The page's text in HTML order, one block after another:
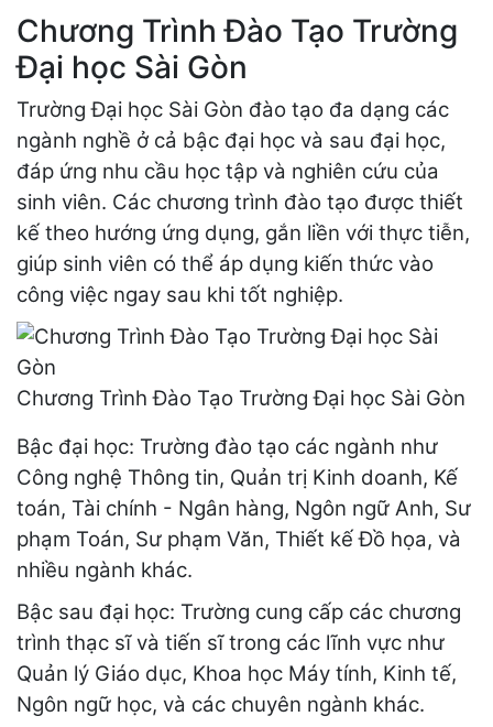
Chương Trình Đào Tạo Trường
Đại học Sài Gòn
Trường Đại học Sài Gòn đào tạo đa dạng các
ngành nghề ở cả bậc đại học và sau đại học,
đáp ứng nhu cầu học tập và nghiên cứu của
sinh viên. Các chương trình đào tạo được thiết
kế theo hướng ứng dụng, gắn liền với thực tiễn,
giúp sinh viên có thể áp dụng kiến thức vào
công việc ngay sau khi tốt nghiệp.
Chương Trình Đào Tạo Trường Đại học Sài Gòn
Bậc đại học: Trường đào tạo các ngành như
Công nghệ Thông tin, Quản trị Kinh doanh, Kế
toán, Tài chính - Ngân hàng, Ngôn ngữ Anh, Sư
phạm Toán, Sư phạm Văn, Thiết kế Đồ họa, và
nhiều ngành khác.
Bậc sau đại học: Trường cung cấp các chương
trình thạc sĩ và tiến sĩ trong các lĩnh vực như
Quản lý Giáo dục, Khoa học Máy tính, Kinh tế,
Ngôn ngữ học, và các chuyên ngành khác.